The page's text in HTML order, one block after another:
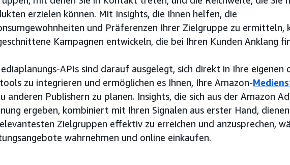
erzielen können. Mit Insights, die Ihnen helfen, die
und Präferenzen Ihrer Zielgruppe zu ermitteln,
Kampagnen entwickeln, die bei Ihren Kunden Anklang
APIs sind darauf ausgelegt, sich direkt in Ihre eigenen
zu integrieren und ermöglichen es Ihnen, Ihre Amazon-
anderen Publishern zu planen. Insights, die sich aus der Amazon
ergeben, kombiniert mit Ihren Signalen aus erster Hand,
Zielgruppen effektiv zu erreichen und anzusprechen,
wahrnehmen und online einkaufen.